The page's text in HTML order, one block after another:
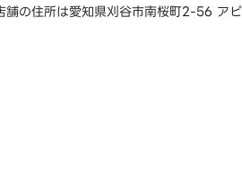
舗の住所は愛知県刈谷市南桜町2-56 ア